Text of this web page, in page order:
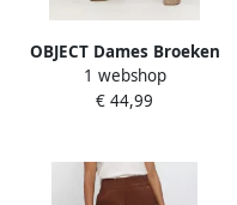
OBJECT Dames Broeken
Objlisa Mw Straight Pant
Noos Bruin
1 webshop
€ 44,99